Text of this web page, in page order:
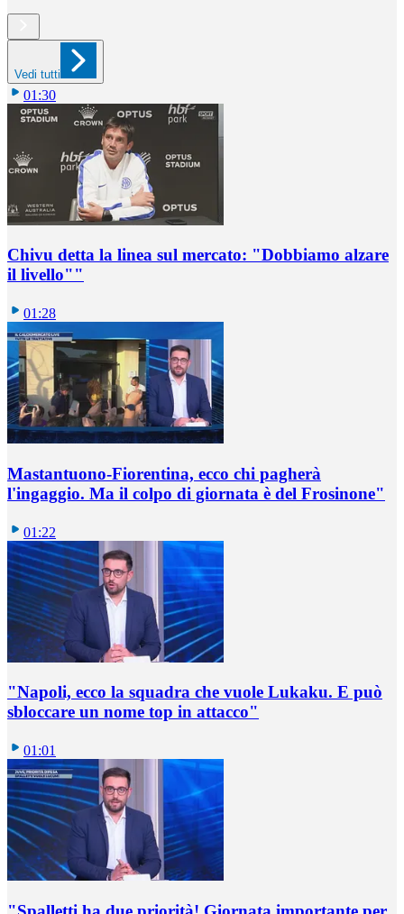
Vedi tutti
01:30
Chivu detta la linea sul mercato: "Dobbiamo alzare
il livello""
01:28
Mastantuono-Fiorentina, ecco chi pagherà
l'ingaggio. Ma il colpo di giornata è del Frosinone"
01:22
"Napoli, ecco la squadra che vuole Lukaku. E può
sbloccare un nome top in attacco"
01:01